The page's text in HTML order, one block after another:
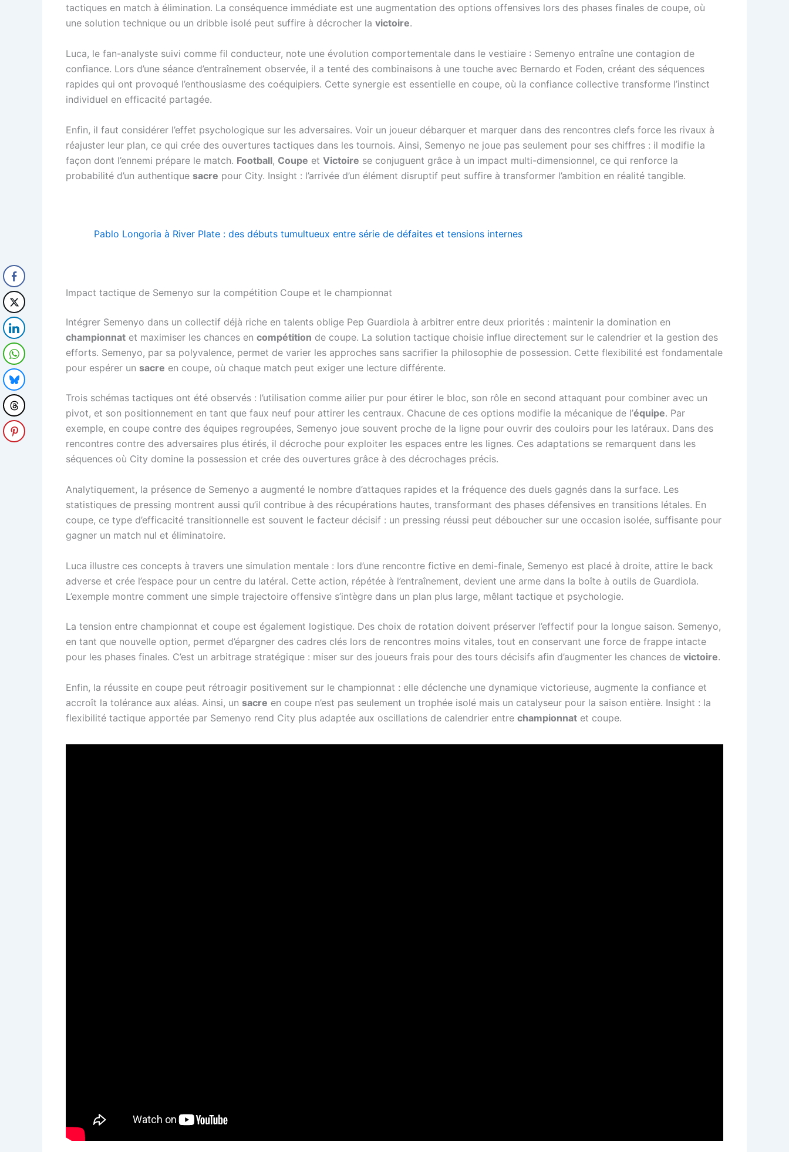
tactiques en match à élimination. La conséquence immédiate est une augmentation des options offensives lors des phases finales de coupe, où
une solution technique ou un dribble isolé peut suffire à décrocher la victoire.
Luca, le fan-analyste suivi comme fil conducteur, note une évolution comportementale dans le vestiaire : Semenyo entraîne une contagion de
confiance. Lors d’une séance d’entraînement observée, il a tenté des combinaisons à une touche avec Bernardo et Foden, créant des séquences
rapides qui ont provoqué l’enthousiasme des coéquipiers. Cette synergie est essentielle en coupe, où la confiance collective transforme l’instinct
individuel en efficacité partagée.
Enfin, il faut considérer l’effet psychologique sur les adversaires. Voir un joueur débarquer et marquer dans des rencontres clefs force les rivaux à
réajuster leur plan, ce qui crée des ouvertures tactiques dans les tournois. Ainsi, Semenyo ne joue pas seulement pour ses chiffres : il modifie la
façon dont l’ennemi prépare le match. Football, Coupe et Victoire se conjuguent grâce à un impact multi-dimensionnel, ce qui renforce la
probabilité d’un authentique sacre pour City. Insight : l’arrivée d’un élément disruptif peut suffire à transformer l’ambition en réalité tangible.
Pablo Longoria à River Plate : des débuts tumultueux entre série de défaites et tensions internes
Impact tactique de Semenyo sur la compétition Coupe et le championnat
Intégrer Semenyo dans un collectif déjà riche en talents oblige Pep Guardiola à arbitrer entre deux priorités : maintenir la domination en
championnat et maximiser les chances en compétition de coupe. La solution tactique choisie influe directement sur le calendrier et la gestion des
efforts. Semenyo, par sa polyvalence, permet de varier les approches sans sacrifier la philosophie de possession. Cette flexibilité est fondamentale
pour espérer un sacre en coupe, où chaque match peut exiger une lecture différente.
Trois schémas tactiques ont été observés : l’utilisation comme ailier pur pour étirer le bloc, son rôle en second attaquant pour combiner avec un
pivot, et son positionnement en tant que faux neuf pour attirer les centraux. Chacune de ces options modifie la mécanique de l’équipe. Par
exemple, en coupe contre des équipes regroupées, Semenyo joue souvent proche de la ligne pour ouvrir des couloirs pour les latéraux. Dans des
rencontres contre des adversaires plus étirés, il décroche pour exploiter les espaces entre les lignes. Ces adaptations se remarquent dans les
séquences où City domine la possession et crée des ouvertures grâce à des décrochages précis.
Analytiquement, la présence de Semenyo a augmenté le nombre d’attaques rapides et la fréquence des duels gagnés dans la surface. Les
statistiques de pressing montrent aussi qu’il contribue à des récupérations hautes, transformant des phases défensives en transitions létales. En
coupe, ce type d’efficacité transitionnelle est souvent le facteur décisif : un pressing réussi peut déboucher sur une occasion isolée, suffisante pour
gagner un match nul et éliminatoire.
Luca illustre ces concepts à travers une simulation mentale : lors d’une rencontre fictive en demi-finale, Semenyo est placé à droite, attire le back
adverse et crée l’espace pour un centre du latéral. Cette action, répétée à l’entraînement, devient une arme dans la boîte à outils de Guardiola.
L’exemple montre comment une simple trajectoire offensive s’intègre dans un plan plus large, mêlant tactique et psychologie.
La tension entre championnat et coupe est également logistique. Des choix de rotation doivent préserver l’effectif pour la longue saison. Semenyo,
en tant que nouvelle option, permet d’épargner des cadres clés lors de rencontres moins vitales, tout en conservant une force de frappe intacte
pour les phases finales. C’est un arbitrage stratégique : miser sur des joueurs frais pour des tours décisifs afin d’augmenter les chances de victoire.
Enfin, la réussite en coupe peut rétroagir positivement sur le championnat : elle déclenche une dynamique victorieuse, augmente la confiance et
accroît la tolérance aux aléas. Ainsi, un sacre en coupe n’est pas seulement un trophée isolé mais un catalyseur pour la saison entière. Insight : la
flexibilité tactique apportée par Semenyo rend City plus adaptée aux oscillations de calendrier entre championnat et coupe.